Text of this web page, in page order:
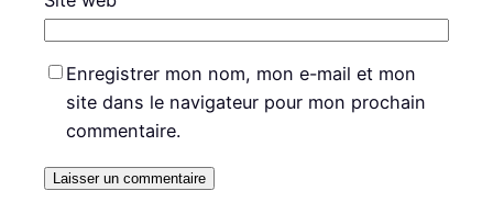
Enregistrer mon nom, mon e-mail et mon
site dans le navigateur pour mon prochain
commentaire.